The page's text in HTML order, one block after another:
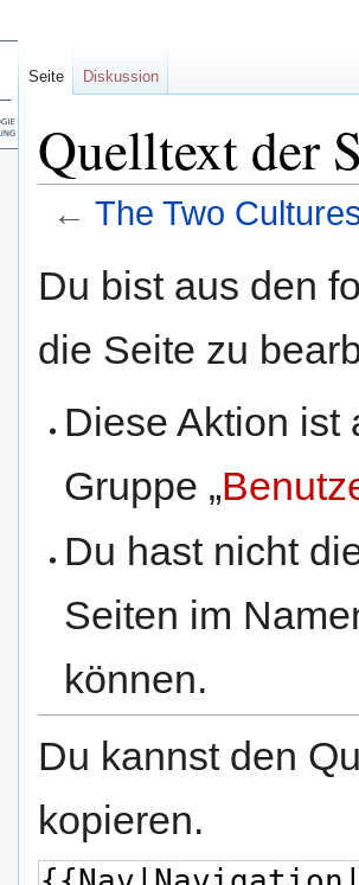
Quelltext der
← The Two
Navigation
Suche
Du bist aus den
die Seite zu
Diese Aktion ist
Gruppe „
Du hast nicht
Seiten im
können.
Du kannst den
kopieren.
Seite Diskussion